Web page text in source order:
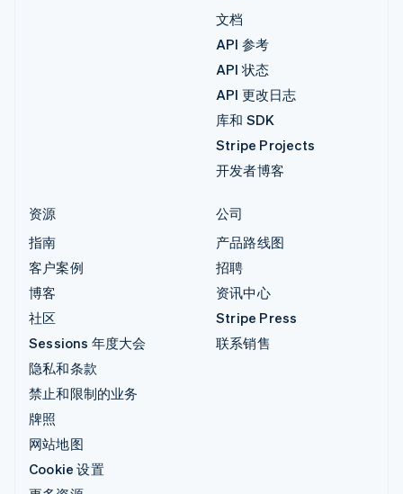
文档
API 参考
API 状态
API 更改日志
库和 SDK
Stripe Projects
开发者博客
资源
指南
客户案例
博客
社区
Sessions 年度大会
隐私和条款
禁止和限制的业务
牌照
网站地图
Cookie 设置
公司
产品路线图
招聘
资讯中心
Stripe Press
联系销售